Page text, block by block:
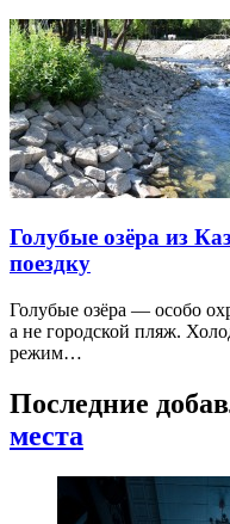
Голубые озёра из
поездку
Голубые озёра — особо
а не городской пляж.
режим…
Последние
места